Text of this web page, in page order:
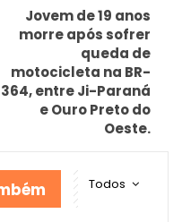
Jovem de 19 anos
morre após sofrer
queda de
motocicleta na BR-
364, entre Ji-Paraná
e Ouro Preto do
Oeste.
Todos